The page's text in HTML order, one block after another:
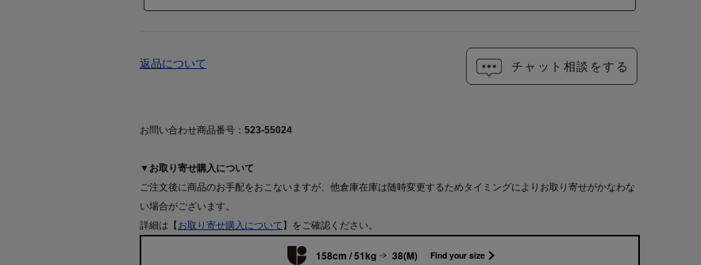
チャット相談をする
返品について
お問い合わせ商品番号： 523-55024
▼お取り寄せ購入について
ご注文後に商品のお手配をおこないますが、他倉庫在庫は随時変更するためタイミングによりお取り寄せがかなわな
い場合がございます。
詳細は【 お取り寄せ購入について 】をご確認ください。
158cm / 51kg 38(M) Find your size